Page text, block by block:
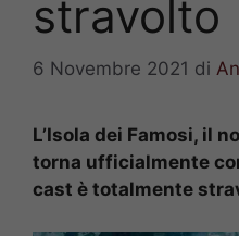
stravolto
6 Novembre 2021 di
L’Isola dei Famosi, il
torna ufficialmente
cast è totalmente